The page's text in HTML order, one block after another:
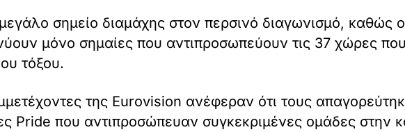
σημείο διαμάχης στον περσινό διαγωνισμό, καθώς
μόνο σημαίες που αντιπροσωπεύουν τις 37 χώρες
τόξου.
της Eurovision ανέφεραν ότι τους
Pride που αντιπροσώπευαν συγκεκριμένες ομάδες στην